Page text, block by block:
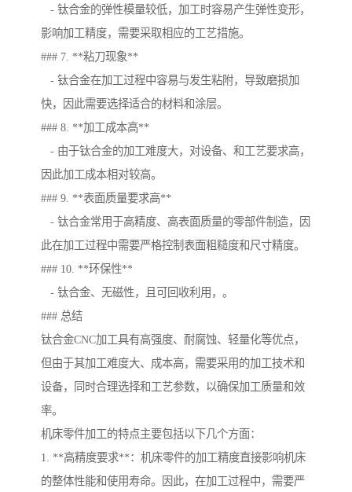
- 钛合金的弹性模量较低，加工时容易产生弹性变形，
影响加工精度，需要采取相应的工艺措施。
### 7. **粘刀现象**
- 钛合金在加工过程中容易与发生粘附，导致磨损加
快，因此需要选择适合的材料和涂层。
### 8. **加工成本高**
- 由于钛合金的加工难度大，对设备、和工艺要求高，
因此加工成本相对较高。
### 9. **表面质量要求高**
- 钛合金常用于高精度、高表面质量的零部件制造，因
此在加工过程中需要严格控制表面粗糙度和尺寸精度。
### 10. **环保性**
- 钛合金、无磁性，且可回收利用，。
### 总结
钛合金CNC加工具有高强度、耐腐蚀、轻量化等优点，
但由于其加工难度大、成本高，需要采用的加工技术和
设备，同时合理选择和工艺参数，以确保加工质量和效
率。
机床零件加工的特点主要包括以下几个方面：
1. **高精度要求**：机床零件的加工精度直接影响机床
的整体性能和使用寿命。因此，在加工过程中，需要严